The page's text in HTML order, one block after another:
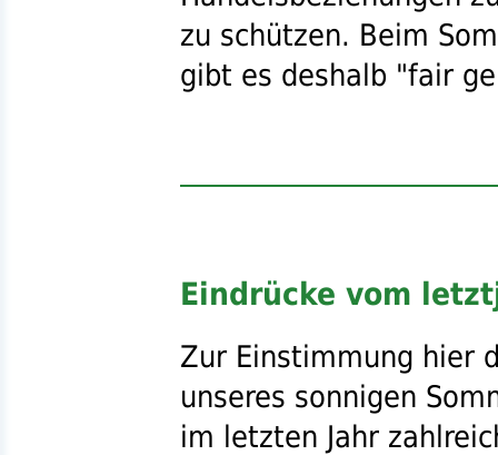
zu schützen. Beim
gibt es deshalb "fair
Eindrücke vom
Zur Einstimmung hier
unseres sonnigen
im letzten Jahr